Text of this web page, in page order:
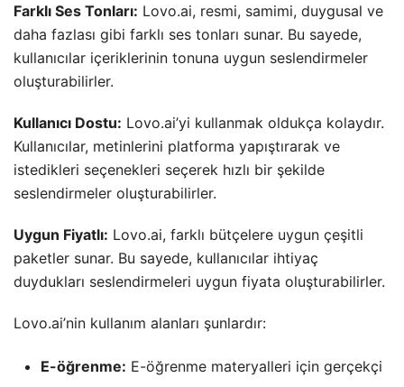
Farklı Ses Tonları: Lovo.ai, resmi, samimi, duygusal ve
daha fazlası gibi farklı ses tonları sunar. Bu sayede,
kullanıcılar içeriklerinin tonuna uygun seslendirmeler
oluşturabilirler.
Kullanıcı Dostu: Lovo.ai’yi kullanmak oldukça kolaydır.
Kullanıcılar, metinlerini platforma yapıştırarak ve
istedikleri seçenekleri seçerek hızlı bir şekilde
seslendirmeler oluşturabilirler.
Uygun Fiyatlı: Lovo.ai, farklı bütçelere uygun çeşitli
paketler sunar. Bu sayede, kullanıcılar ihtiyaç
duydukları seslendirmeleri uygun fiyata oluşturabilirler.
Lovo.ai’nin kullanım alanları şunlardır:
E-öğrenme: E-öğrenme materyalleri için gerçekçi